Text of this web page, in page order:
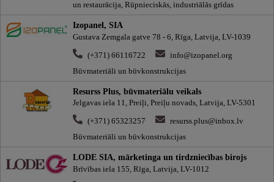
un restaurācija, Rūpnieciskās, industriālās grīdas
Izopanel, SIA
Gustava Zemgala gatve 78 - 6, Rīga, Latvija, LV-1039
(+371) 66116722
info@izopanel.org
Būvmateriāli un būvkonstrukcijas
Resurss Plus, būvmateriālu veikals
Jelgavas iela 11, Preiļi, Preiļu novads, Latvija, LV-5301
(+371) 65323257
resurss.plus@inbox.lv
Būvmateriāli un būvkonstrukcijas
LODE SIA, mārketinga un tirdzniecības birojs
Brīvības iela 155, Rīga, Latvija, LV-1012